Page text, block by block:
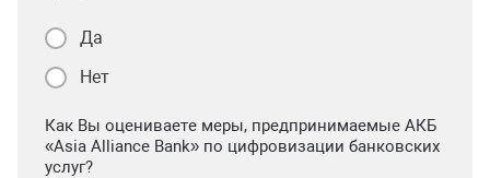
Да
Нет
Как Вы оцениваете меры, предпринимаемые АКБ
«Asia Alliance Bank» по цифровизации банковских
услуг?